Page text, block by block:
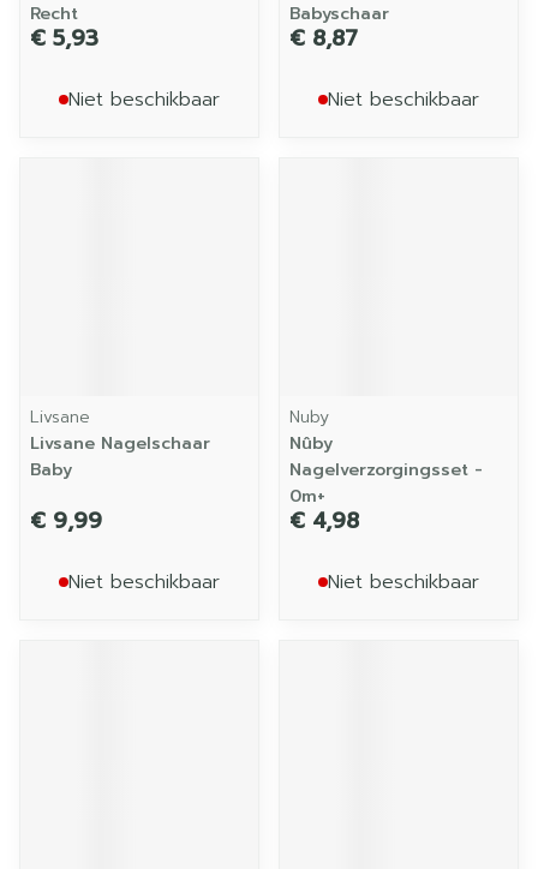
Recht
€ 5,93
Niet beschikbaar
Babyschaar
€ 8,87
Niet beschikbaar
Livsane
Livsane Nagelschaar
Baby
€ 9,99
Niet beschikbaar
Nuby
Nûby
Nagelverzorgingsset -
0m+
€ 4,98
Niet beschikbaar